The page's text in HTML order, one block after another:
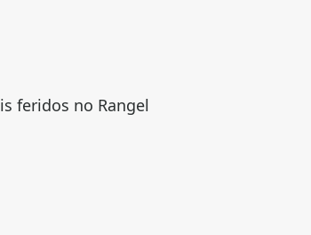
feridos no Rangel